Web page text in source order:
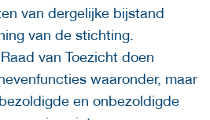
van dergelijke bijstand
van de stichting.
van Toezicht doen
waaronder, maar
en onbezoldigde